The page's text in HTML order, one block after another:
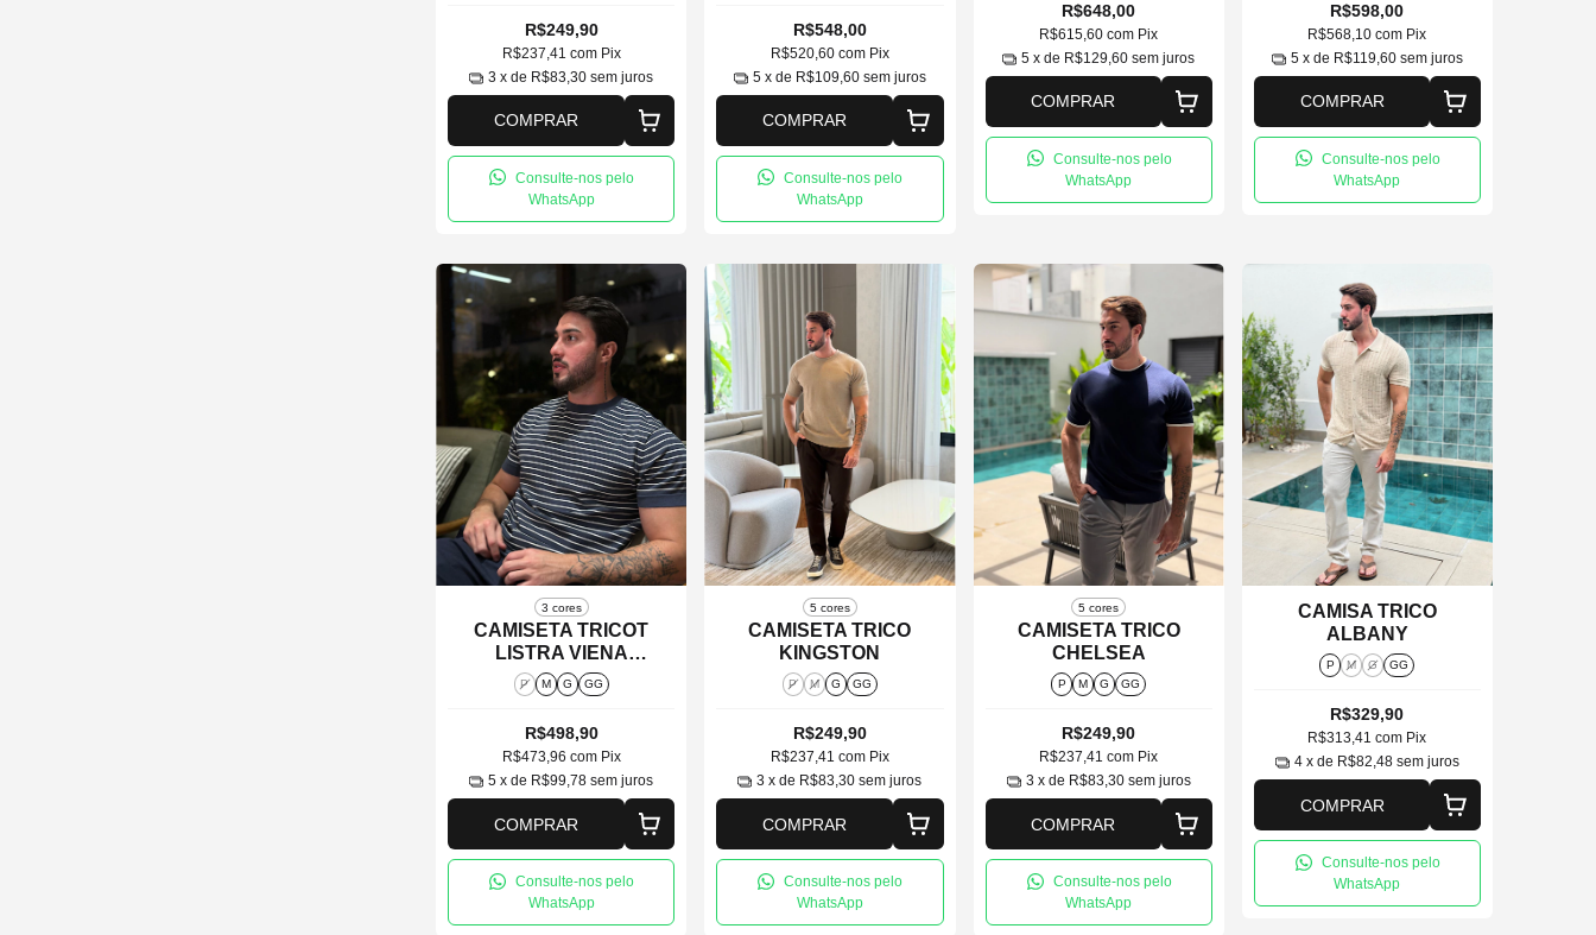
R$249,90
R$237,41 com Pix
3 x de R$83,30 sem juros
COMPRAR
Consulte-nos pelo
WhatsApp
R$548,00
R$520,60 com Pix
5 x de R$109,60 sem juros
COMPRAR
Consulte-nos pelo
WhatsApp
R$648,00
R$615,60com Pix
5 x de R$129,60 sem juros
COMPRAR
Consulte-nos pelo
WhatsApp
R$598,00
R$568,10com Pix
5 x de R$119,60 sem juros
COMPRAR
Consulte-nos pelo
WhatsApp
3 cores
CAMISETA TRICOT
LISTRA VIENA
FOXTON
P M G GG
R$498,90
R$473,96 com Pix
5 x de R$99,78 sem juros
COMPRAR
Consulte-nos pelo
WhatsApp
5 cores
CAMISETA TRICO
KINGSTON
P M G GG
R$249,90
R$237,41 com Pix
3 x de R$83,30 sem juros
COMPRAR
Consulte-nos pelo
WhatsApp
5 cores
CAMISETA TRICO
CHELSEA
P M G GG
R$249,90
R$237,41com Pix
3 x de R$83,30 sem juros
COMPRAR
Consulte-nos pelo
WhatsApp
CAMISA TRICO
ALBANY
P M G GG
R$329,90
R$313,41com Pix
4 x de R$82,48 sem juros
COMPRAR
Consulte-nos pelo
WhatsApp